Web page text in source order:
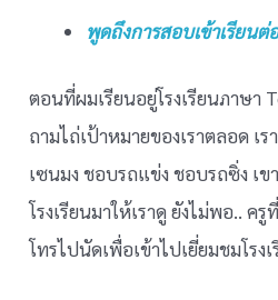
พูดถึงการสอบเข้าเรียนต่
ตอนที่ผมเรียนอยู่โรงเรียนภาษา
ถามไถ่เป้าหมายของเราตลอด เ
เซนมง ชอบรถแข่ง ชอบรถซิ่ง เ
โรงเรียนมาให้เราดู ยังไม่พอ.. ค
โทรไปนัดเพื่อเข้าไปเยี่ยมชมโรงเ